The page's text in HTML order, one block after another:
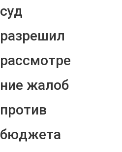
суд
разрешил
рассмотре
ние жалоб
против
бюджета